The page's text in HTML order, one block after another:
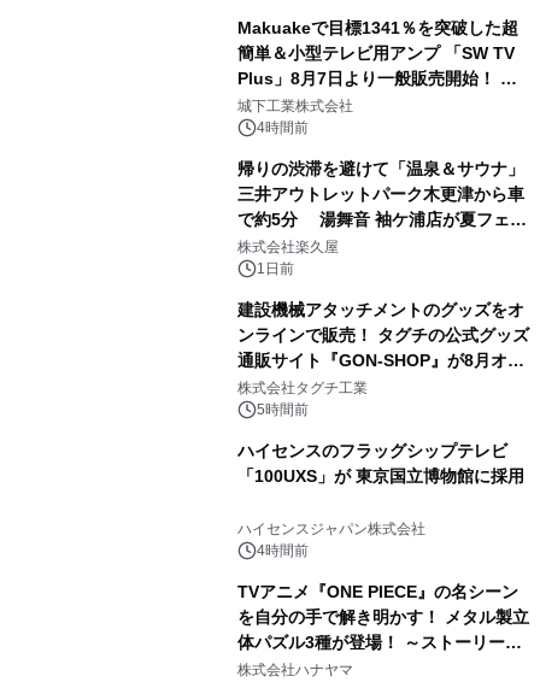
Makuakeで目標1341％を突破した超
簡単＆小型テレビ用アンプ 「SW TV
Plus」8月7日より一般販売開始！ ケ
ーブル1本つなぐだけ、テレビの音が
ぐっと豊かに
城下工業株式会社
4時間前
帰りの渋滞を避けて「温泉＆サウナ」
三井アウトレットパーク木更津から車
で約5分 湯舞音 袖ケ浦店が夏フェア
メニューを提供
株式会社楽久屋
1日前
建設機械アタッチメントのグッズをオ
ンラインで販売！ タグチの公式グッズ
通販サイト『GON-SHOP』が8月オー
プン
株式会社タグチ工業
5時間前
ハイセンスのフラッグシップテレビ
「100UXS」が 東京国立博物館に採用
ハイセンスジャパン株式会社
4時間前
TVアニメ『ONE PIECE』の名シーン
を自分の手で解き明かす！ メタル製立
体パズル3種が登場！ ～ストーリーと
ギミックが融合した 大人の体験型パズ
株式会社ハナヤマ